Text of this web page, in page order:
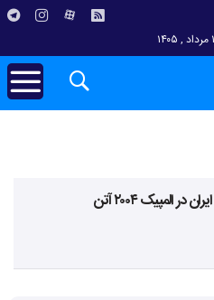
در المپیک ۲۰۰۴ آتن